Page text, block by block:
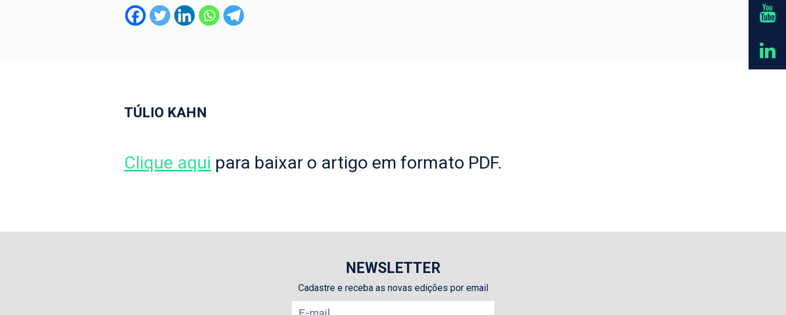
TÚLIO KAHN
Clique aqui para baixar o artigo em formato PDF.
NEWSLETTER
Cadastre e receba as novas edições por email